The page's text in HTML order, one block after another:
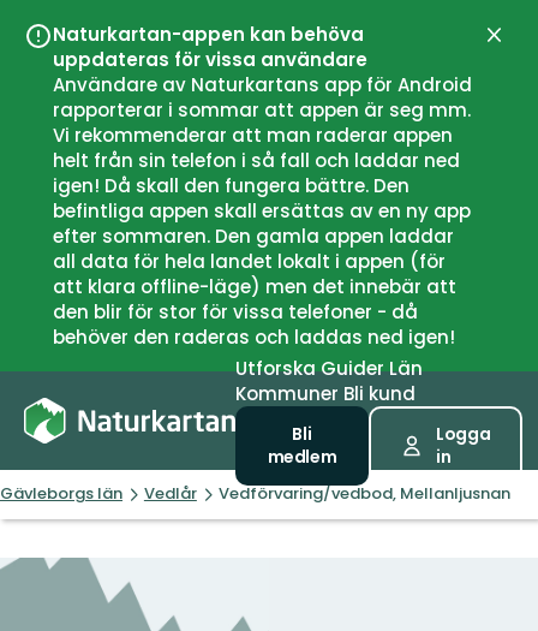
Naturkartan-appen kan behöva
uppdateras för vissa användare
Användare av Naturkartans app för Android
rapporterar i sommar att appen är seg mm.
Vi rekommenderar att man raderar appen
helt från sin telefon i så fall och laddar ned
igen! Då skall den fungera bättre. Den
befintliga appen skall ersättas av en ny app
efter sommaren. Den gamla appen laddar
all data för hela landet lokalt i appen (för
att klara offline-läge) men det innebär att
den blir för stor för vissa telefoner - då
behöver den raderas och laddas ned igen!
UtforskaGuiderLän
Kommuner Bli kund
Bli
medlem
Logga
in
Gävleborgs län Vedlår Vedförvaring/vedbod, Mellanljusnan